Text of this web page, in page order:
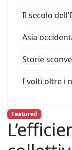
Il secolo
Asia
Storie
I volti oltre i
Featured